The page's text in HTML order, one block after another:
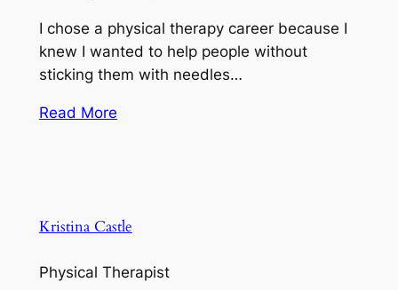
I chose a physical therapy career because I
knew I wanted to help people without
sticking them with needles…
Read More
Kristina Castle
Physical Therapist